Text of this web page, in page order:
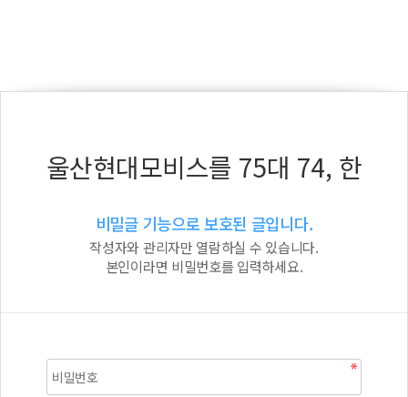
울산현대모비스를 75대 74, 한
비밀글 기능으로 보호된 글입니다.
작성자와 관리자만 열람하실 수 있습니다.
본인이라면 비밀번호를 입력하세요.